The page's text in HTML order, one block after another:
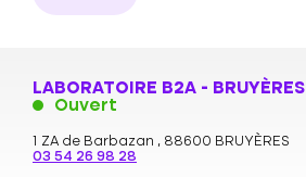
LABORATOIRE B2A - BRUYÈRES
Ouvert
1 ZA de Barbazan , 88600 BRUYÈRES
03 54 26 98 28